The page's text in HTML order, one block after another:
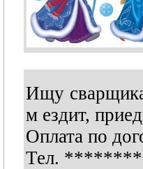
Ищу
м ездит,
Оплата по
Тел.